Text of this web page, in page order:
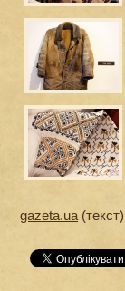
gazeta.ua